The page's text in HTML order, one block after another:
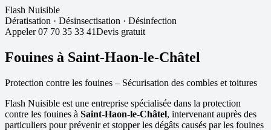
Flash Nuisible
Dératisation · Désinsectisation · Désinfection
Appeler 07 70 35 33 41Devis gratuit
Fouines à Saint-Haon-le-Châtel
Protection contre les fouines – Sécurisation des combles et toitures
Flash Nuisible est une entreprise spécialisée dans la protection
contre les fouines à Saint-Haon-le-Châtel, intervenant auprès des
particuliers pour prévenir et stopper les dégâts causés par les fouines